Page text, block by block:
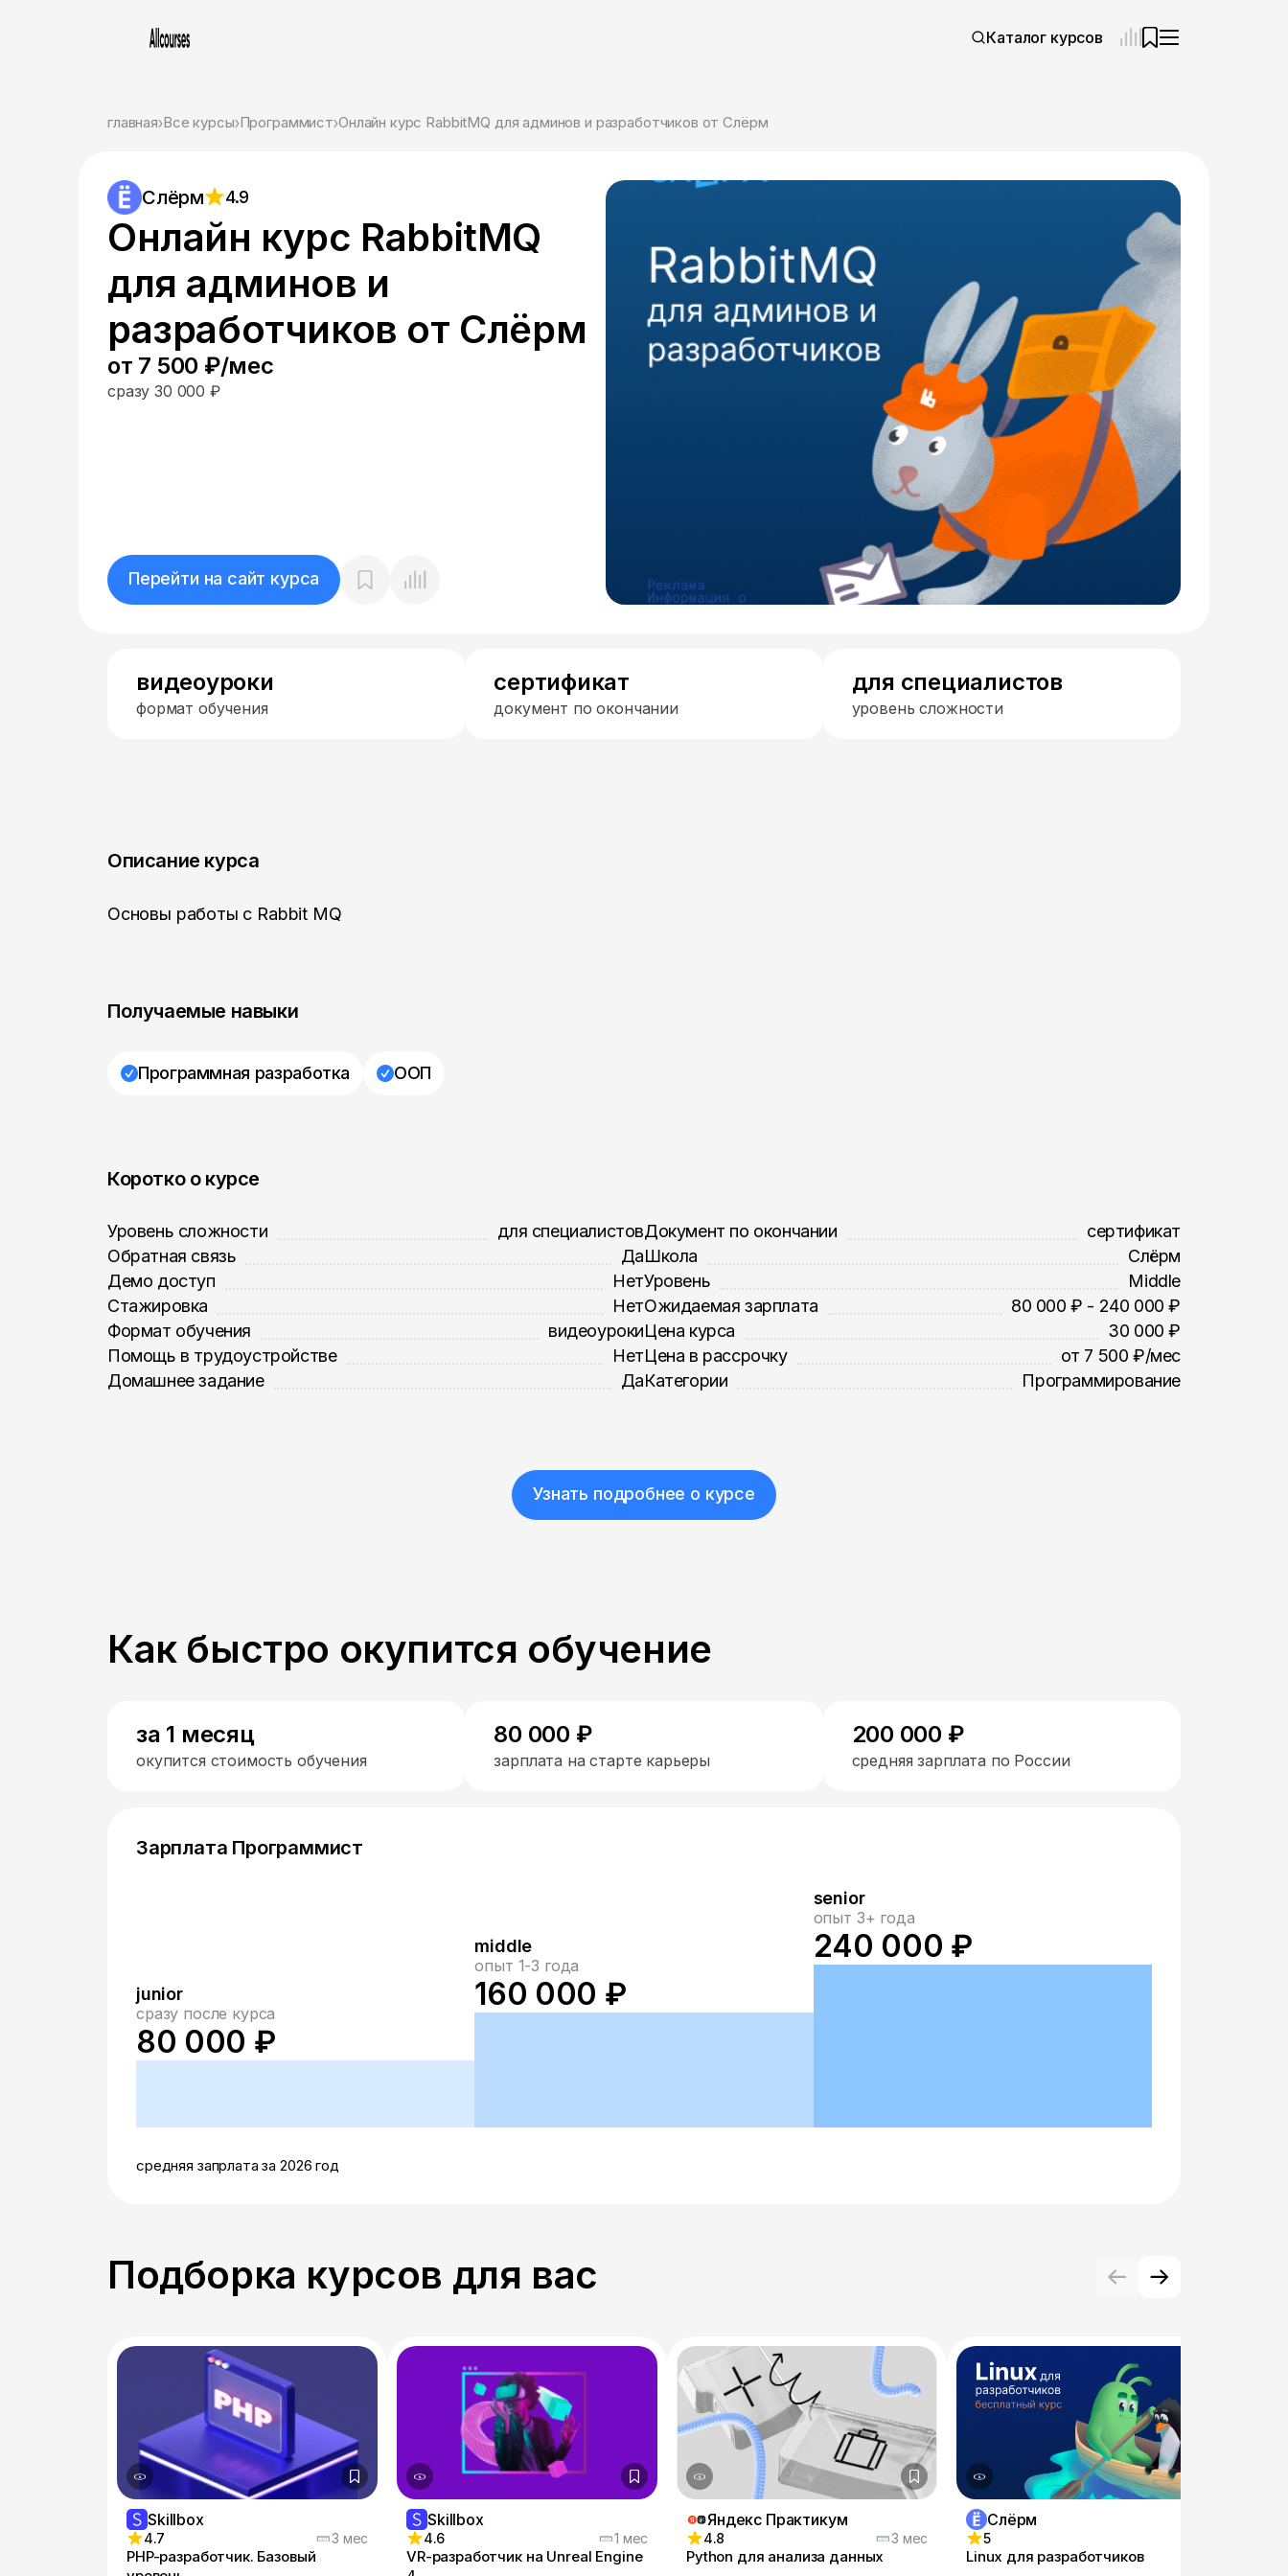
Каталог курсов
главная Все курсы Программист Онлайн курс RabbitMQ для админов и разработчиков от Слёрм
Слёрм 4.9
Онлайн курс RabbitMQ
для админов и
разработчиков от Слёрм
от 7 500 ₽/мес
сразу 30 000 ₽
Перейти на сайт курса
видеоуроки
формат обучения
сертификат
документ по окончании
для специалистов
уровень сложности
Описание курса
Основы работы с Rabbit MQ
Получаемые навыки
Программная разработка ООП
Коротко о курсе
Уровень сложности
для специалистов
Обратная связь
Да
Демо доступ
Нет
Стажировка
Нет
Формат обучения
видеоуроки
Помощь в трудоустройстве
Нет
Домашнее задание
Да
Документ по окончании
сертификат
Школа
Слёрм
Уровень
Middle
Ожидаемая зарплата
80 000 ₽ - 240 000 ₽
Цена курса
30 000 ₽
Цена в рассрочку
от 7 500 ₽/мес
Категории
Программирование
Узнать подробнее о курсе
Как быстро окупится обучение
за 1 месяц
окупится стоимость обучения
80 000 ₽
зарплата на старте карьеры
200 000 ₽
средняя зарплата по России
Зарплата Программист
junior
сразу после курса
80 000 ₽
middle
опыт 1-3 года
160 000 ₽
senior
опыт 3+ года
240 000 ₽
средняя запрлата за 2026 год
Подборка курсов для вас
Skillbox
4.7 3 мес
PHP-разработчик. Базовый
Skillbox
4.6 1 мес
VR-разработчик на Unreal Engine
Яндекс Практикум
4.8 3 мес
Python для анализа данных
Слёрм
5
Linux для разработчиков